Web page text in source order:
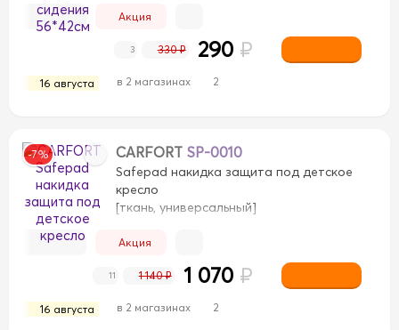
Бамбук ДеревоДерево
экокожа
Акция
16 августа в 2 магазинах 2
3 330 ₽ 290 ₽
-7% CARFORT SP-0010
Safepad накидка защита под детское
кресло
[ткань, универсальный]
Акция
16 августа в 2 магазинах 2
11 1 140 ₽ 1 070 ₽